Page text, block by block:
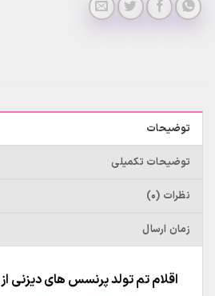
توضیحات
توضیحات تکمیلی
نظرات (0)
زمان ارسال
اقلام تم تولد پرنسس های دیزنی از